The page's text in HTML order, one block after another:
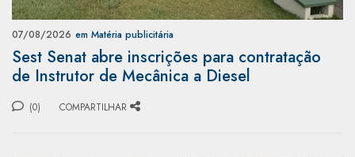
07/08/2026 em Matéria publicitária
Sest Senat abre inscrições para contratação
de Instrutor de Mecânica a Diesel
(0) COMPARTILHAR